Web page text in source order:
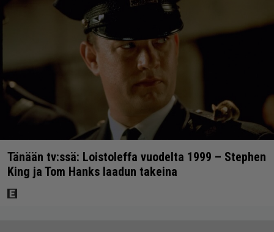
Tänään tv:ssä: Loistoleffa vuodelta 1999 – Stephen
King ja Tom Hanks laadun takeina